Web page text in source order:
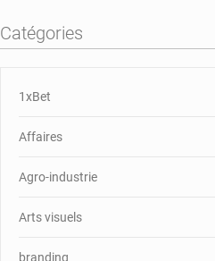
Catégories
1xBet
Affaires
Agro-industrie
Arts visuels
branding